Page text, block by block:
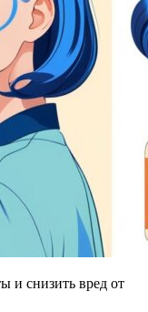
и снизить вред от